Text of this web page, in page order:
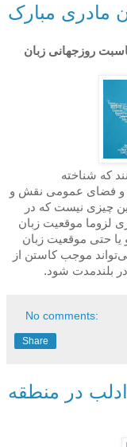
مادری مبارک
روزجهانی زبان
که شناخته
و فضای عمومی نقش و
چیزی نیست که در
لزوما موقعیت زبان
یا حتی موقعیت زبان
موجب کاستن از
بلندمدت شود.
No comments:
Share
در منطقه